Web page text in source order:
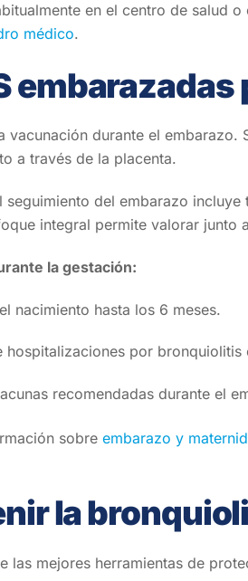
en el centro de salud
médico.
vacunación durante el embarazo.
a través de la placenta.
seguimiento del embarazo
integral permite valorar junto
la gestación:
nacimiento hasta los 6 meses.
hospitalizaciones por bronquiolitis
recomendadas durante el
sobre embarazo y
la
las mejores herramientas de